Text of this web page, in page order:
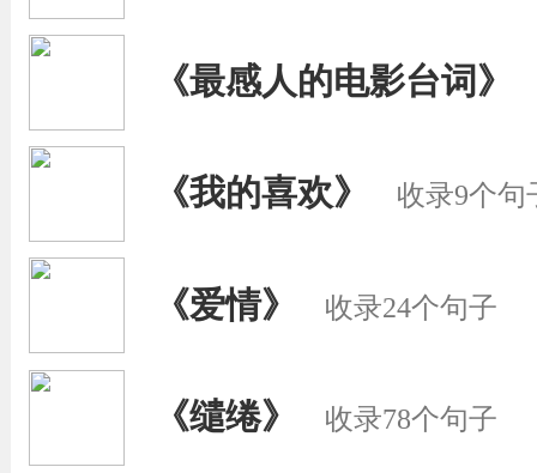
《最感人的电影台词》
《我的喜欢》 收录9个句
《爱情》 收录24个句子
《缱绻》 收录78个句子